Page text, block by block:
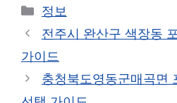
카
테
리
정보
전주시 완산구 색장동
가이드
충청북도영동군매곡면